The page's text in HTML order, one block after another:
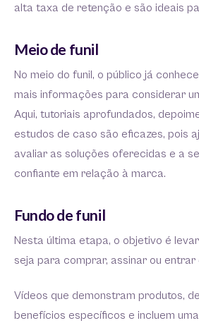
alta taxa de retenção e são ideais
Meio de funil
No meio do funil, o público já
mais informações para considerar
Aqui, tutoriais aprofundados,
estudos de caso são eficazes, pois
avaliar as soluções oferecidas e a
confiante em relação à marca.
Fundo de funil
Nesta última etapa, o objetivo é
seja para comprar, assinar ou entrar
Vídeos que demonstram produtos,
benefícios específicos e incluem